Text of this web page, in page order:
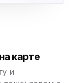
карте
и